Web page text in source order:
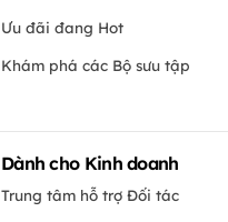
Ưu đãi đang Hot
Khám phá các Bộ sưu tập
Dành cho Kinh doanh
Trung tâm hỗ trợ Đối tác